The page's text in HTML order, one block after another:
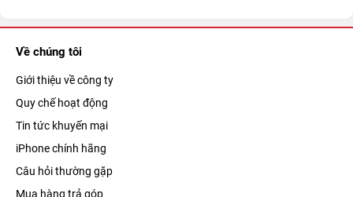
Về chúng tôi
Giới thiệu về công ty
Quy chế hoạt động
Tin tức khuyến mại
iPhone chính hãng
Câu hỏi thường gặp
Mua hàng trả góp